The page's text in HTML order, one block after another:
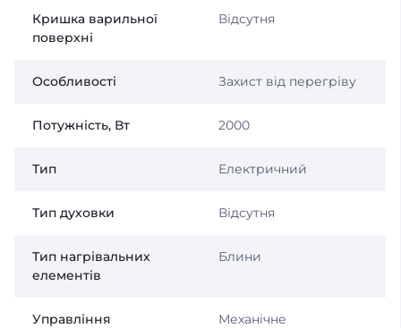
Кришка варильної
поверхні
Відсутня
Особливості Захист від перегріву
Потужність, Вт 2000
Тип Електричний
Тип духовки Відсутня
Тип нагрівальних
елементів
Блини
Управління Механічне